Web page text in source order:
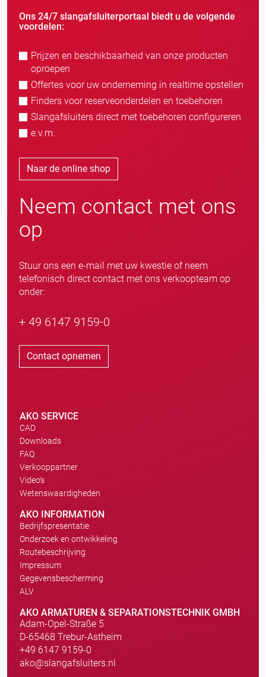
Ons 24/7 slangafsluiterportaal biedt u de volgende
voordelen:
Prijzen en beschikbaarheid van onze producten
oproepen
Offertes voor uw onderneming in realtime opstellen
Finders voor reserveonderdelen en toebehoren
Slangafsluiters direct met toebehoren configureren
e.v.m.
Naar de online shop
Neem contact met ons
op
Stuur ons een e-mail met uw kwestie of neem
telefonisch direct contact met ons verkoopteam op
onder:
+ 49 6147 9159-0
Contact opnemen
AKO SERVICE
CAD
Downloads
FAQ
Verkooppartner
Video's
Wetenswaardigheden
AKO INFORMATION
Bedrijfspresentatie
Onderzoek en ontwikkeling
Routebeschrijving
Impressum
Gegevensbescherming
ALV
AKO ARMATUREN & SEPARATIONSTECHNIK GMBH
Adam-Opel-Straße 5
D-65468 Trebur-Astheim
+49 6147 9159-0
ako@slangafsluiters.nl